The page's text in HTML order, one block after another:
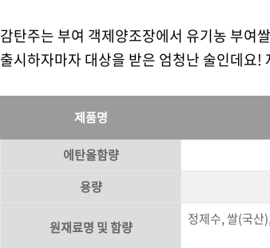
감탄주는 부여 객제양조장에서 유기농 부여
출시하자마자 대상을 받은 엄청난 술인데요
제품명
에탄올함량
용량
원재료명 및 함량
정제수, 쌀(국산